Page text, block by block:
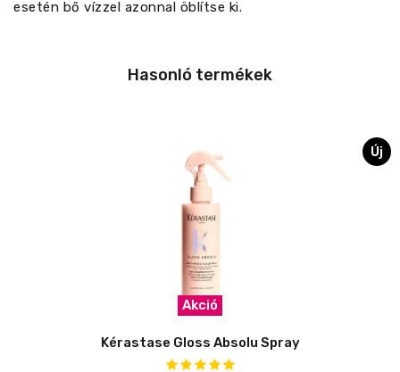
esetén bő vízzel azonnal öblítse ki.
Hasonló termékek
Új
Akció
Kérastase Gloss Absolu Spray